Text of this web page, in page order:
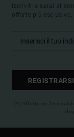
Iscriviti e sarai al
offerte più esclusive.
REGISTRARSI
(*) Offerta on-line